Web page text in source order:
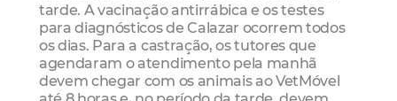
tarde. A vacinação antirrábica e os testes
para diagnósticos de Calazar ocorrem todos
os dias. Para a castração, os tutores que
agendaram o atendimento pela manhã
devem chegar com os animais ao VetMóvel